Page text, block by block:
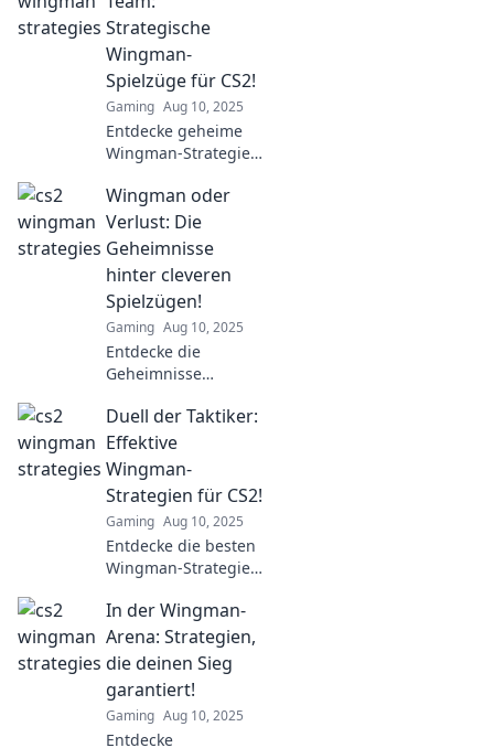
Teamplays und
überliste deine
Gegner!
Strategische
Wingman-
Spielzüge für CS2!
Gaming Aug 10, 2025
Entdecke geheime
Wingman-Strategien
im Team – hol dir die
besten Tipps für den
Sieg!
Wingman oder
Verlust: Die
Geheimnisse
hinter cleveren
Spielzügen!
Gaming Aug 10, 2025
Entdecke die
Geheimnisse
Wingman oder
Verlust: Lerne, wie
du im Spiel immer
die Oberhand
behältst!
Duell der Taktiker:
Effektive
Wingman-
Strategien für CS2!
Gaming Aug 10, 2025
Entdecke die besten
Wingman-Strategien
dominiere im Duell
der Taktiker! Werde
zum Meister deines
In der Wingman-
Arena: Strategien,
die deinen Sieg
garantiert!
Gaming Aug 10, 2025
Entdecke